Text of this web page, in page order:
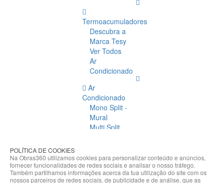
Termoacumuladores
Descubra a
Marca Tesy
Ver Todos
Ar
Condicionado
Ar
Condicionado
Mono Split -
Mural
Multi Split
Condicionado
Acessórios
Climatização
POLÍTICA DE COOKIES
Na Obras360 utilizamos cookies para personalizar conteúdo e anúncios,
fornecer funcionalidades de redes sociais e analisar o nosso tráfego.
Também partilhamos informações acerca da tua utilização do site com os
nossos parceiros de redes sociais, de publicidade e de análise, que as